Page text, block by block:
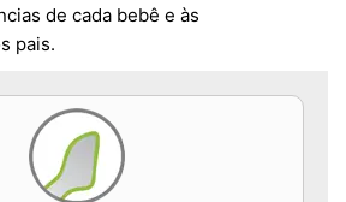
de cada bebê e às
pais.